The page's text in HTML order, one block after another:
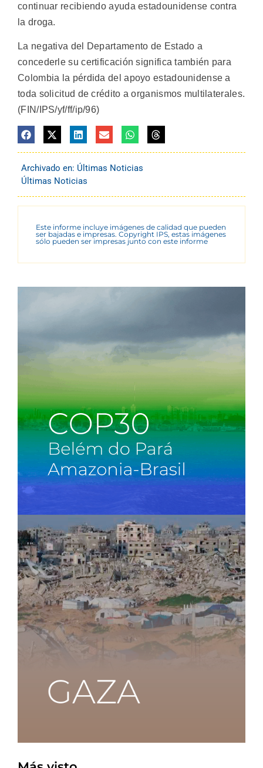
continuar recibiendo ayuda estadounidense contra
la droga.
La negativa del Departamento de Estado a
concederle su certificación significa también para
Colombia la pérdida del apoyo estadounidense a
toda solicitud de crédito a organismos multilaterales.
(FIN/IPS/yf/ff/ip/96)
Archivado en: Últimas Noticias
Últimas Noticias
Este informe incluye imágenes de calidad que pueden
ser bajadas e impresas. Copyright IPS, estas imágenes
sólo pueden ser impresas junto con este informe